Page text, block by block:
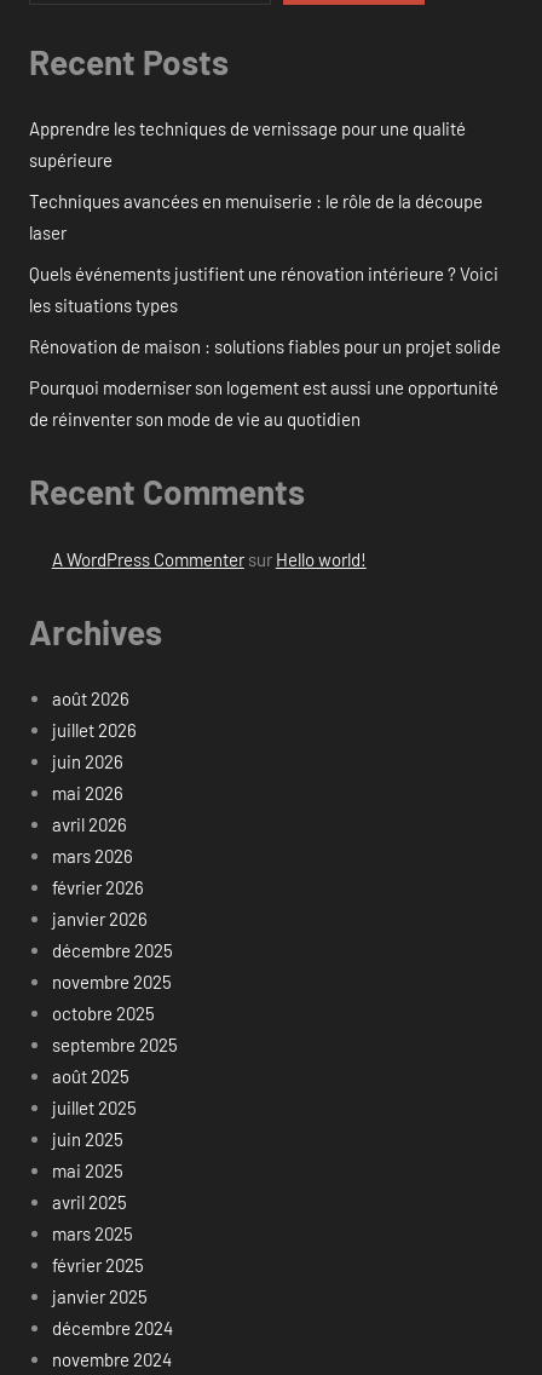
Recent Posts
Apprendre les techniques de vernissage pour une qualité
supérieure
Techniques avancées en menuiserie : le rôle de la découpe
laser
Quels événements justifient une rénovation intérieure ? Voici
les situations types
Rénovation de maison : solutions fiables pour un projet solide
Pourquoi moderniser son logement est aussi une opportunité
de réinventer son mode de vie au quotidien
Recent Comments
A WordPress Commentersur Hello world!
Archives
août 2026
juillet 2026
juin 2026
mai 2026
avril 2026
mars 2026
février 2026
janvier 2026
décembre 2025
novembre 2025
octobre 2025
septembre 2025
août 2025
juillet 2025
juin 2025
mai 2025
avril 2025
mars 2025
février 2025
janvier 2025
décembre 2024
novembre 2024